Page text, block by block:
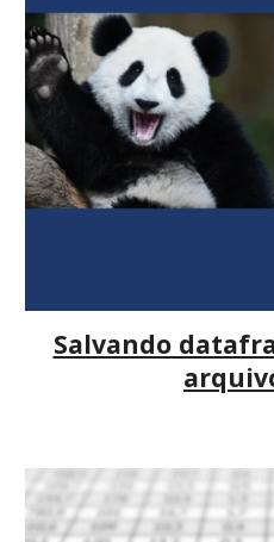
Salvando